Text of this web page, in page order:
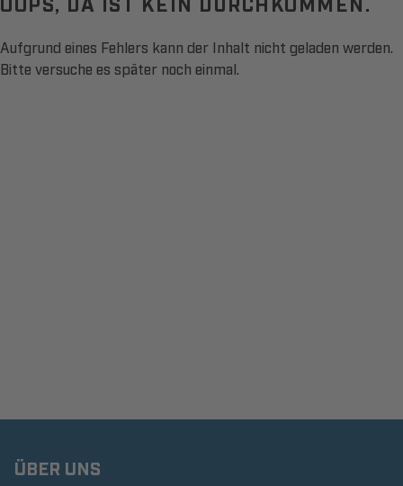
Aufgrund eines Fehlers kann der Inhalt nicht geladen werden.
Bitte versuche es später noch einmal.
ÜBER UNS